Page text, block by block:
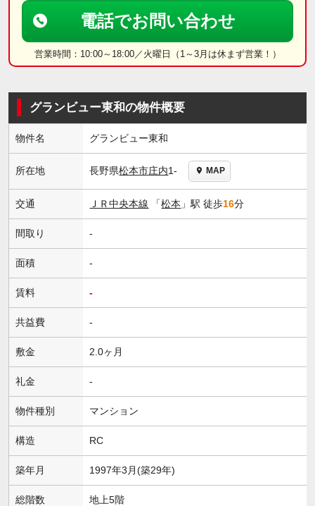
電話でお問い合わせ
営業時間：10:00～18:00／火曜日（1～3月は休まず営業！）
グランビュー東和の物件概要
物件名 グランビュー東和
所在地 長野県松本市庄内1- MAP
交通 ＪＲ中央本線 「松本 」駅 徒歩16分
間取り -
面積 -
賃料 -
共益費 -
敷金 2.0ヶ月
礼金 -
物件種別 マンション
構造 RC
築年月 1997年3月(築29年)
総階数 地上5階